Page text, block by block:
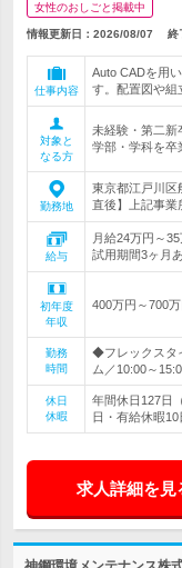
女性のおしごと掲載中
情報更新日：2026/08/07 終
仕事内容
Auto CADを用
す。配置図や組
対象と
なる方
未経験・第二新
学部・学科を卒
勤務地
東京都江戸川
直後】上記事業
給与
月給24万円～
試用期間3ヶ月
初年度
年収
400万円～700万
勤務
時間
◆フレックスタ
ム／10:00～
休日
休暇
年間休日127日
日・有給休暇
求人詳細を見